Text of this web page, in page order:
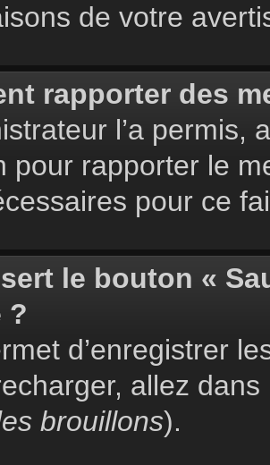
de votre
rapporter des
l’a
pour rapporter le
pour ce
le bouton «
?
d’enregistrer
allez
brouillons).